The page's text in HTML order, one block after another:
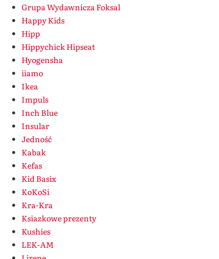
Grupa Wydawnicza Foksal
Happy Kids
Hipp
Hippychick Hipseat
Hyogensha
iiamo
Ikea
Impuls
Inch Blue
Insular
Jedność
Kabak
Kefas
Kid Basix
KoKoSi
Kra-Kra
Ksiazkowe prezenty
Kushies
LEK-AM